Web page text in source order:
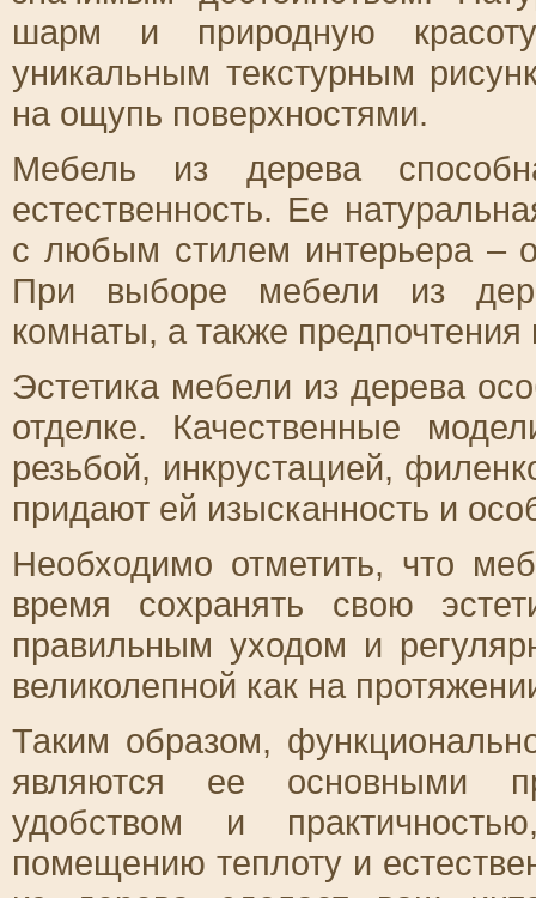
шарм и природную
уникальным текстурным
на ощупь поверхностями.
Мебель из дерева
естественность. Ее
с любым стилем интерьера –
При выборе мебели из
комнаты, а также предпочтения
Эстетика мебели из дерева
отделке. Качественные
резьбой, инкрустацией,
придают ей изысканность и
Необходимо отметить, что
время сохранять свою
правильным уходом и
великолепной как на
Таким образом,
являются ее основными
удобством и
помещению теплоту и